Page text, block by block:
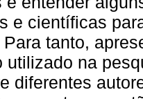
e científicas
tanto,
utilizado na
diferentes